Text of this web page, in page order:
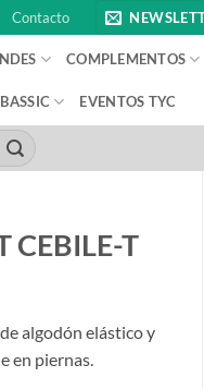
Contacto
COMPLEMENTOS
EVENTOS TYC
CEBILE-T
algodón elástico y
en piernas.